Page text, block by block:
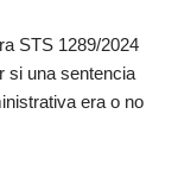
STS 1289/2024
si una sentencia
era o no